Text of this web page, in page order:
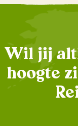
Wil jij
hoogte